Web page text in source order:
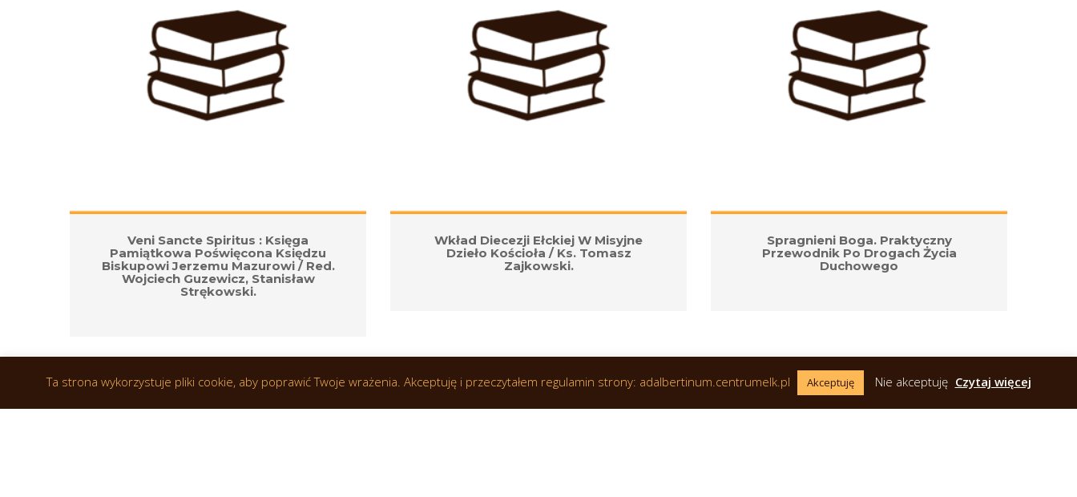
Veni Sancte Spiritus : Księga
Pamiątkowa Poświęcona Księdzu
Biskupowi Jerzemu Mazurowi / Red.
Wojciech Guzewicz, Stanisław
Strękowski.
Wkład Diecezji Ełckiej W Misyjne
Dzieło Kościoła / Ks. Tomasz
Zajkowski.
Spragnieni Boga. Praktyczny
Przewodnik Po Drogach Życia
Duchowego
Ta strona wykorzystuje pliki cookie, aby poprawić Twoje wrażenia. Akceptuję i przeczytałem regulamin strony: adalbertinum.centrumelk.pl Akceptuję Nie akceptuję Czytaj więcej